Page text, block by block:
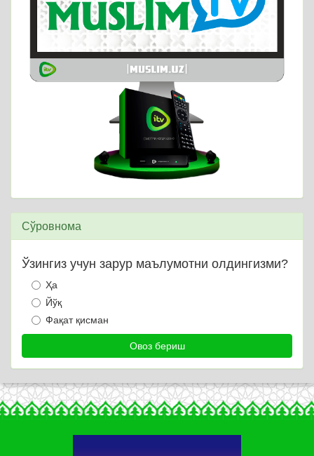
Сўровнома
Ўзингиз учун зарур маълумотни олдингизми?
Ҳа
Йўқ
Фақат қисман